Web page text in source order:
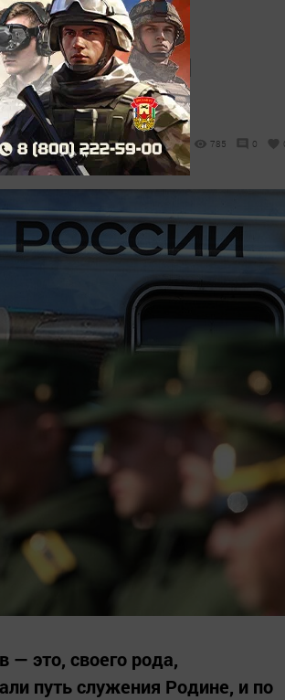
для
ввели
785 0
это, своего рода,
путь служения Родине, и по